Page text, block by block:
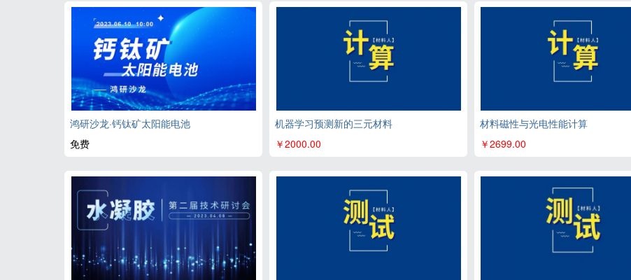
鸿研沙龙·钙钛矿太阳能电池
免费
机器学习预测新的三元材料
￥2000.00
材料磁性与光电性能计算
￥2699.00